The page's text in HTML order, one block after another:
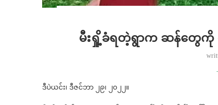
မီးရှို့ခံရတဲ့ရွာက ဆန်တွေကို
ဒီပဲယင်း၊ ဒီဇင်ဘာ ၂၉၊ ၂၀၂၂။